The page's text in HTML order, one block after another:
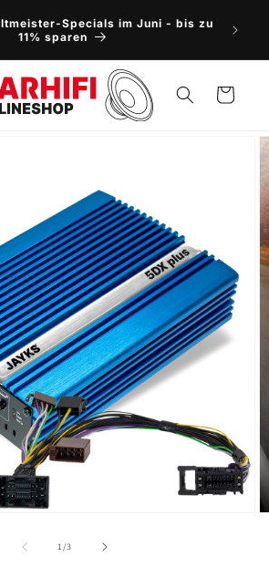
Specials im Juni - bis zu
11% sparen
Warenkorb
1/von
3